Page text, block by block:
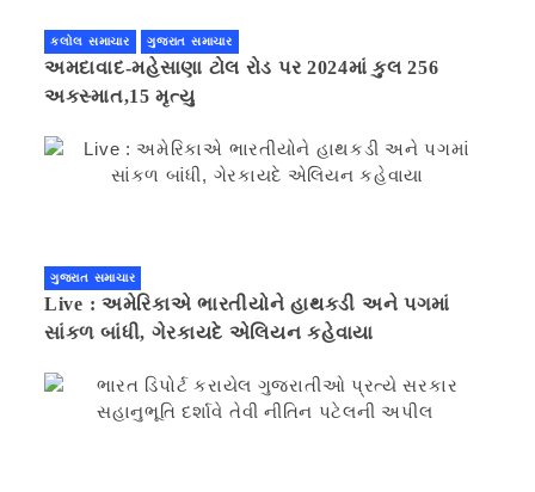
કલોલ સમાચાર ગુજરાત સમાચાર
અમદાવાદ-મહેસાણા ટોલ રોડ પર 2024માં કુલ 256
અકસ્માત,15 મૃત્યુ
ગુજરાત સમાચાર
Live : અમેરિકાએ ભારતીયોને હાથકડી અને પગમાં
સાંકળ બાંધી, ગેરકાયદે એલિયન કહેવાયા